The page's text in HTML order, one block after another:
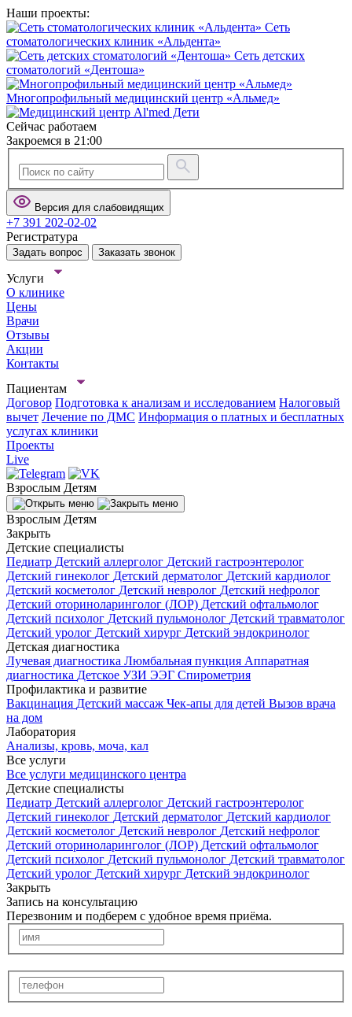
Наши проекты:
Сеть
стоматологических клиник «Альдента»
Сеть детских
стоматологий «Дентоша»
Многопрофильный медицинский центр «Альмед»
Сейчас работаем
Закроемся в 21:00
Версия для слабовидящих
+7 391 202-02-02
Регистратура
Задать вопрос Заказать звонок
Услуги
О клинике
Цены
Врачи
Отзывы
Акции
Контакты
Пациентам
Договор Подготовка к анализам и исследованием Налоговый
вычет Лечение по ДМС Информация о платных и бесплатных
услугах клиники
Проекты
Live
Взрослым Детям
Взрослым Детям
Закрыть
Детские специалисты
Педиатр Детский аллерголог Детский гастроэнтеролог
Детский гинеколог Детский дерматолог Детский кардиолог
Детский косметолог Детский невролог Детский нефролог
Детский оториноларинголог (ЛОР) Детский офтальмолог
Детский психолог Детский пульмонолог Детский травматолог
Детский уролог Детский хирург Детский эндокринолог
Детская диагностика
Лучевая диагностика Люмбальная пункция Аппаратная
диагностика Детское УЗИ ЭЭГ Спирометрия
Профилактика и развитие
Вакцинация Детский массаж Чек-апы для детей Вызов врача
на дом
Лаборатория
Анализы, кровь, моча, кал
Все услуги
Все услуги медицинского центра
Детские специалисты
Педиатр Детский аллерголог Детский гастроэнтеролог
Детский гинеколог Детский дерматолог Детский кардиолог
Детский косметолог Детский невролог Детский нефролог
Детский оториноларинголог (ЛОР) Детский офтальмолог
Детский психолог Детский пульмонолог Детский травматолог
Детский уролог Детский хирург Детский эндокринолог
Закрыть
Запись на консультацию
Перезвоним и подберем с удобное время приёма.